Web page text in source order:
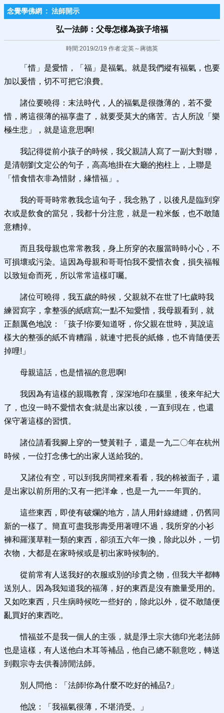
念覺學佛網 : 法師開示
弘一法師：父母怎樣為孩子培福
時間:2019/2/19 作者:定英～蔣德英
「惜」是愛惜，「福」是福氣。就是我們縱有福氣，也要
加以爰惜，切不可把它浪費。
諸位要曉得：末法時代，人的福氣是很微薄的，若不愛
惜，將這很薄的福享盡了，就要受莫大的痛苦。古人所說「樂
極生悲」，就是這意思啊!
我記得從前小孩子的時候，我父親請人寫了一副大對聯，
是清朝劉文定公的句子，高高地掛在大廳的抱柱上，上聯是
「惜食惜衣非為惜財，緣惜福」。
我的哥哥時常教我念這句子，我念熟了，以後凡是臨到穿
衣或是飲食的當兒，我都十分注意，就是一粒米飯，也不敢隨
意糟掉。
而且我母親也常常教我，身上所穿的衣服當時時小心，不
可損壞或污染。這因為母親和哥哥怕我不愛惜衣食，損失福報
以致短命而死，所以常常這樣叮囑。
諸位可曉得，我五歲的時候，父親就不在世了!七歲時我
練習寫字，拿整張的紙瞎寫;一點不知愛惜，我母親看到，就
正顏厲色地說：「孩子!你要知道呀，你父親在世時，莫說這
樣大的整張的紙不肯糟蹋，就連寸把長的紙條，也不肯隨便丟
掉哩!」
母親這話，也是惜福的意思啊!
我因為有這樣的親職教育，深深地印在腦里，後來年紀大
了，也沒一時不愛惜衣食;就是出家以後，一直到現在，也還
保守著這樣的習慣。
諸位請看我腳上穿的一雙黃鞋子，還是一九二〇年在杭州
時候，一位打念佛七的出家人送給我的。
又諸位有空，可以到我房間裡來看看，我的棉被面子，還
是出家以前所用的;又有一把洋傘，也是一九一一年買的。
這些東西，即使有破爛的地方，請人用針線縫縫，仍舊同
新的一樣了。簡直可盡我形壽受用著哩!不過，我所穿的小衫
褲和羅漢草鞋一類的東西，卻須五六年一換，除此以外，一切
衣物，大都是在家時候或是初出家時候制的。
從前常有人送我好的衣服或別的珍貴之物，但我大半都轉
送別人。因為我知道我的福薄，好的東西是沒有膽量受用的。
又如吃東西，只生病時候吃一些好的，除此以外，從不敢隨便
亂買好的東西吃。
惜福並不是我一個人的主張，就是淨土宗大德印光老法師
也是這樣，有人送他白木耳等補品，他自己總不願意吃，轉送
到觀宗寺去供養諦閒法師。
別人問他：「法師!你為什麼不吃好的補品?」
他說：「我福氣很薄，不堪消受。」